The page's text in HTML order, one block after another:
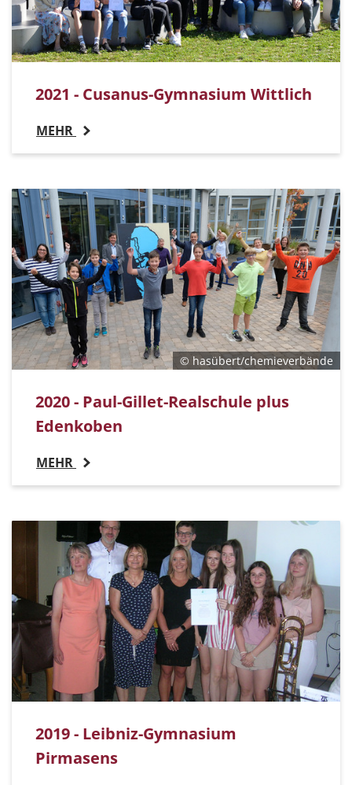
2021 - Cusanus-Gymnasium Wittlich
MEHR
© hasübert/chemieverbände
2020 - Paul-Gillet-Realschule plus
Edenkoben
MEHR
2019 - Leibniz-Gymnasium
Pirmasens